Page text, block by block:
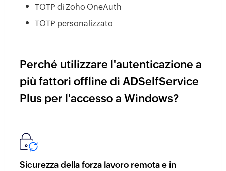
TOTP di Zoho OneAuth
TOTP personalizzato
Perché utilizzare l'autenticazione a
più fattori offline di ADSelfService
Plus per l'accesso a Windows?
Sicurezza della forza lavoro remota e in